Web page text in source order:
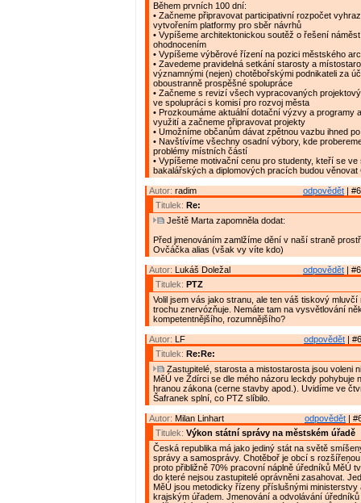
Během prvních 100 dní:
• Začneme připravovat participativní rozpočet
vytvořením platformy pro sběr návrhů
• Vypíšeme architektonickou soutěž o řešení
ohodnocením
• Vypíšeme výběrové řízení na pozici městského
• Zavedeme pravidelná setkání starosty a
významnými (nejen) chotěbořskými podnikateli za
oboustranně prospěšné spolupráce
• Začneme s revizí všech vypracovaných
ve spolupráci s komisí pro rozvoj města
• Prozkoumáme aktuální dotační výzvy a programy
využití a začneme připravovat projekty
• Umožníme občanům dávat zpětnou vazbu ihned
• Navštívíme všechny osadní výbory, kde
problémy místních částí
• Vypíšeme motivační cenu pro studenty, kteří se ve
bakalářských a diplomových pracích budou věnovat
odpovědět |
Autor: radim
Titulek: Re:
Ještě Marta zapomněla dodat:
Před jmenováním zamlžíme dění v naší straně
Ovčáčka alias (však vy víte kdo)
odpovědět |
Autor: Lukáš Doležal
Titulek: PTZ
Volil jsem vás jako stranu, ale ten váš tiskový
trochu znervózňuje. Nemáte tam na vysvětlování
kompetentnějšího, rozumnějšího?
odpovědět |
Autor: LF
Titulek: Re:Re:
Zastupitelé, starosta a mistostarosta jsou voleni
MěÚ ve Ždírci se dle mého názoru leckdy pohybuje
hranou zákona (cerne stavby apod.). Uvidíme ve
Šafranek splní, co PTZ slíbilo.
odpovědět |
Autor: Milan Linhart
Titulek: Výkon státní správy na městském úřadě
Česká republika má jako jediný stát na světě
správy a samosprávy. Chotěboř je obcí s
proto přibližně 70% pracovní náplně úředníků MěÚ
do které nejsou zastupitelé oprávněni zasahovat.
MěÚ jsou metodicky řízeny příslušnými ministerstvy
krajským úřadem. Jmenování a odvolávání